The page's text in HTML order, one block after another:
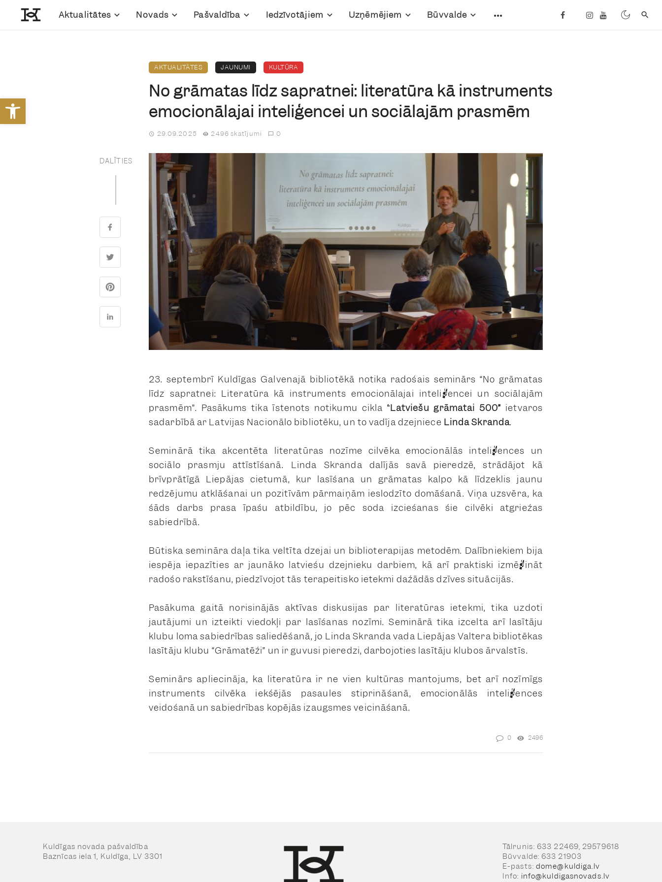
Open toolbar
Aktualitātes Novads Pašvaldība Iedzīvotājiem Uzņēmējiem Būvvalde
AKTUALITĀTES JAUNUMI KULTŪRA
No grāmatas līdz sapratnei: literatūra kā instruments
emocionālajai inteliģencei un sociālajām prasmēm
29.09.2025 2496 skatījumi 0
DALĪTIES
23. septembrī Kuldīgas Galvenajā bibliotēkā notika radošais seminārs“No grāmatas
līdz sapratnei: Literatūra kā instruments emocionālajai inteliģencei un sociālajām
prasmēm”. Pasākums tika īstenots notikumu cikla “Latviešu grāmatai 500” ietvaros
sadarbībā ar Latvijas Nacionālo bibliotēku, un to vadīja dzejniece Linda Skranda.
Seminārā tika akcentēta literatūras nozīme cilvēka emocionālās inteliģences un
sociālo prasmju attīstīšanā. Linda Skranda dalījās savā pieredzē, strādājot kā
brīvprātīgā Liepājas cietumā, kur lasīšana un grāmatas kalpo kā līdzeklis jaunu
redzējumu atklāšanai un pozitīvām pārmaiņām ieslodzīto domāšanā. Viņa uzsvēra, ka
šāds darbs prasa īpašu atbildību, jo pēc soda izciešanas šie cilvēki atgriežas
sabiedrībā.
Būtiska semināra daļa tika veltīta dzejai un biblioterapijas metodēm. Dalībniekiem bija
iespēja iepazīties ar jaunāko latviešu dzejnieku darbiem, kā arī praktiski izmēģināt
radošo rakstīšanu, piedzīvojot tās terapeitisko ietekmi dažādās dzīves situācijās.
Pasākuma gaitā norisinājās aktīvas diskusijas par literatūras ietekmi, tika uzdoti
jautājumi un izteikti viedokļi par lasīšanas nozīmi. Seminārā tika izcelta arī lasītāju
klubu loma sabiedrības saliedēšanā, jo Linda Skranda vada Liepājas Valtera bibliotēkas
lasītāju klubu “Grāmatēži” un ir guvusi pieredzi, darbojoties lasītāju klubos ārvalstīs.
Seminārs apliecināja, ka literatūra ir ne vien kultūras mantojums, bet arī nozīmīgs
instruments cilvēka iekšējās pasaules stiprināšanā, emocionālās inteliģences
veidošanā un sabiedrības kopējās izaugsmes veicināšanā.
0 2496
Kuldīgas novada pašvaldība
Baznīcas iela 1, Kuldīga, LV 3301
Tālrunis: 633 22469, 29579618
Būvvalde: 633 21903
E-pasts: dome@kuldiga.lv
Info: info@kuldigasnovads.lv